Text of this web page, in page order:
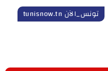
تونس_الآن tunisnow.tn